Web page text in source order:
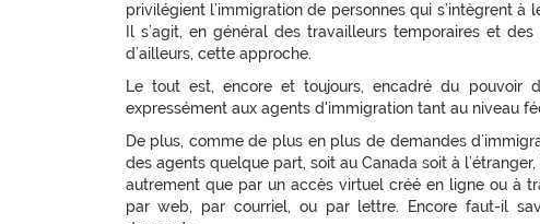
privilégient l’immigration de personnes qui s’intègrent
Il s’agit, en général des travailleurs temporaires et
d’ailleurs, cette approche.
Le tout est, encore et toujours, encadré du pouvoir
expressément aux agents d'immigration tant au niveau
De plus, comme de plus en plus de demandes
des agents quelque part, soit au Canada soit à
autrement que par un accès virtuel créé en ligne ou à
par web, par courriel, ou par lettre. Encore faut-il